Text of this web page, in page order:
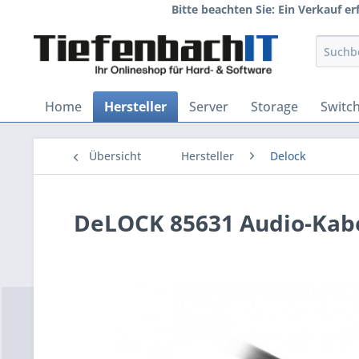
Bitte beachten Sie: Ein Verkauf
Home Hersteller Server Storage
Übersicht Hersteller Delock
DeLOCK 85631 Audio-